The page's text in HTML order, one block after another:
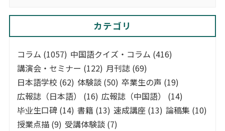
カテゴリ
コラム (1057) 中国語クイズ・コラム (416)
講演会・セミナー (122) 月刊誌 (69)
日本語学校 (62) 体験談 (50) 卒業生の声 (19)
広報誌（日本語） (16) 広報誌（中国語） (14)
毕业生口碑 (14) 書籍 (13) 速成講座 (13) 論稿集 (10)
授業点描 (9) 受講体験談 (7)